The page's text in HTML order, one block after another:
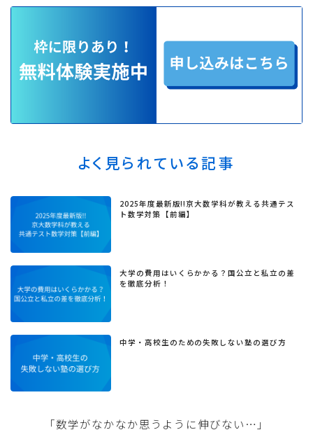
よく見られている記事
2025年度最新版!!京大数学科が教える共通テス
ト数学対策【前編】
大学の費用はいくらかかる？国公立と私立の差
を徹底分析！
中学・高校生のための失敗しない塾の選び方
「数学がなかなか思うように伸びない…」